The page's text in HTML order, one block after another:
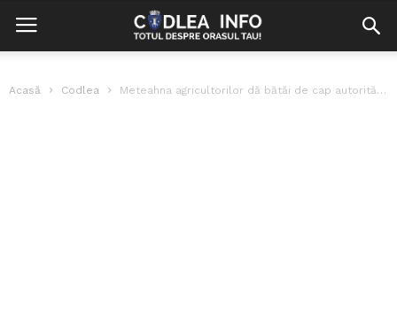
Acasă Codlea Meteahna agricultorilor dă bătăi de cap autorităților locale